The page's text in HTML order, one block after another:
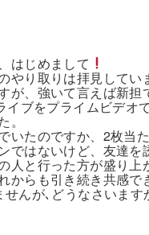
はじめまして
やり取りは拝見してい
が、強いて言えば新担
イブをプライムビデオ
。
いたのですか、2枚当
ではないけど、友達
人と行った方が盛り
からも引き続き共感
んが､どうなさいます